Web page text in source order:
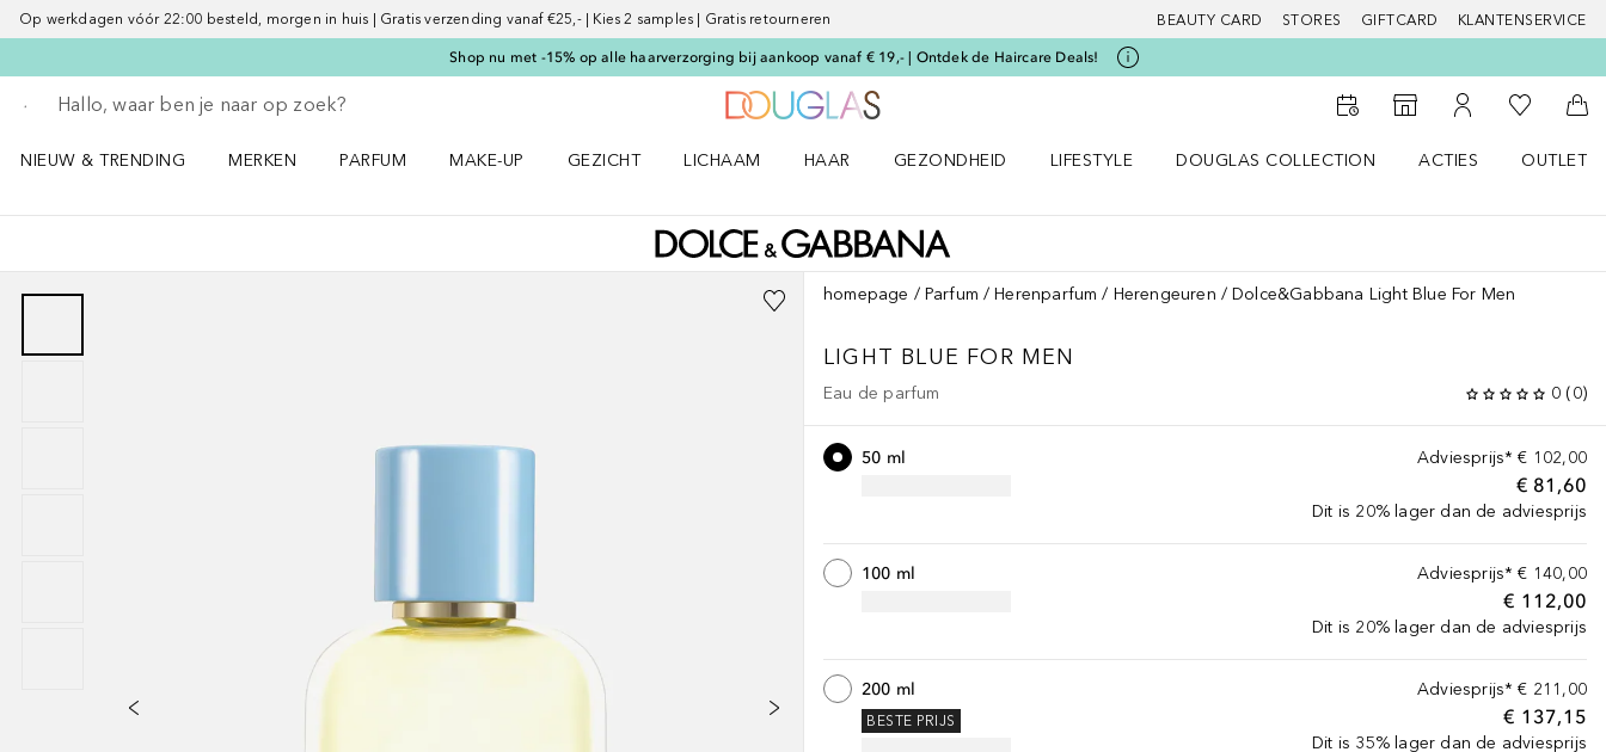
Op werkdagen vóór 22:00 besteld, morgen in huis | Gratis verzending vanaf €25,- | Kies 2 samples | Gratis retourneren BEAUTY CARD STORES GIFTCARD KLANTENSERVICE
Shop nu met -15% op alle haarverzorging bij aankoop vanaf € 19,- | Ontdek de Haircare Deals!
Ga terug
Zoekopdracht uitvoeren
Naar StorefinderNaar Mijn Account
Naar Mijn
NIEUW & TRENDING
MERKEN
PARFUM
MAKE-UP
GEZICHT
LICHAAM
HAAR
GEZONDHEID
LIFESTYLE
DOUGLAS COLLECTION
ACTIES
OUTLET
homepage Parfum Herenparfum Herengeuren Dolce&Gabbana Light Blue For Men
LIGHT BLUE FOR MEN
Eau de parfum 0 (0)
Adviesprijs* € 102,00
€ 81,60
Dit is 20% lager dan de adviesprijs
50 ml
Adviesprijs* € 140,00
€ 112,00
Dit is 20% lager dan de adviesprijs
100 ml
Adviesprijs* € 211,00
€ 137,15
Dit is 35% lager dan de adviesprijs
200 ml
BESTE PRIJS